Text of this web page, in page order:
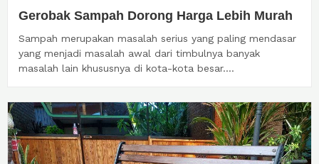
Gerobak Sampah Dorong Harga Lebih Murah
Sampah merupakan masalah serius yang paling mendasar
yang menjadi masalah awal dari timbulnya banyak
masalah lain khususnya di kota-kota besar....